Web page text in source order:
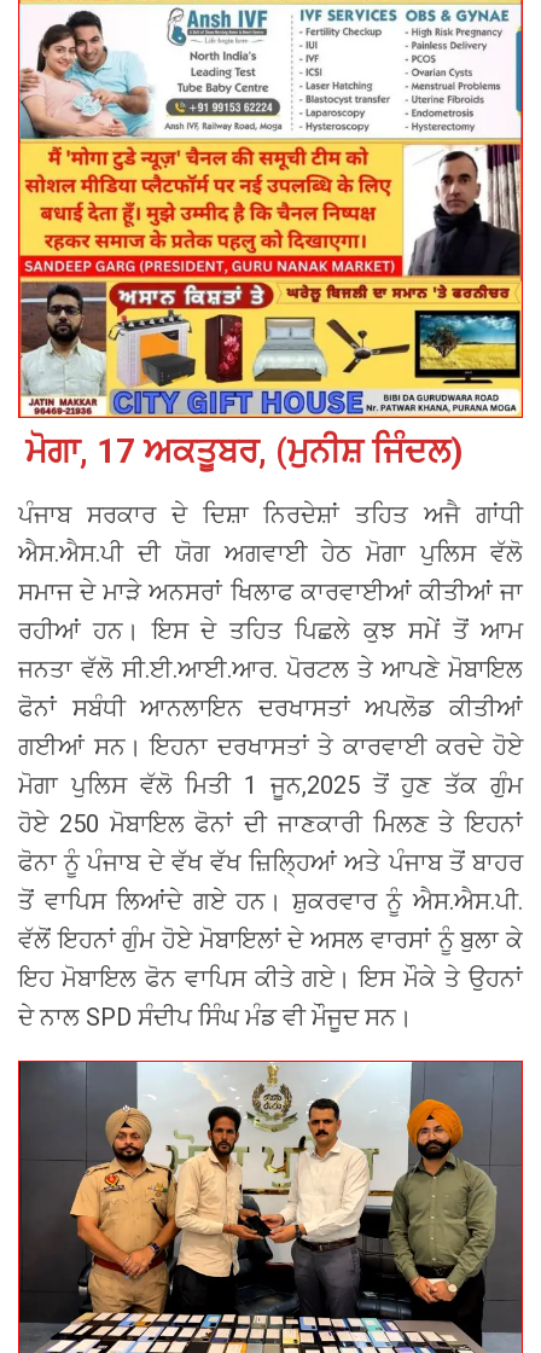
ਮੋਗਾ, 17 ਅਕਤੂਬਰ, (ਮੁਨੀਸ਼ ਜਿੰਦਲ)
ਪੰਜਾਬ ਸਰਕਾਰ ਦੇ ਦਿਸ਼ਾ ਨਿਰਦੇਸ਼ਾਂ ਤਹਿਤ ਅਜੈ ਗਾਂਧੀ
ਐਸ.ਐਸ.ਪੀ ਦੀ ਯੋਗ ਅਗਵਾਈ ਹੇਠ ਮੋਗਾ ਪੁਲਿਸ ਵੱਲੋ
ਸਮਾਜ ਦੇ ਮਾੜੇ ਅਨਸਰਾਂ ਖਿਲਾਫ ਕਾਰਵਾਈਆਂ ਕੀਤੀਆਂ ਜਾ
ਰਹੀਆਂ ਹਨ। ਇਸ ਦੇ ਤਹਿਤ ਪਿਛਲੇ ਕੁਝ ਸਮੇਂ ਤੋਂ ਆਮ
ਜਨਤਾ ਵੱਲੋ ਸੀ.ਈ.ਆਈ.ਆਰ. ਪੋਰਟਲ ਤੇ ਆਪਣੇ ਮੋਬਾਇਲ
ਫੋਨਾਂ ਸਬੰਧੀ ਆਨਲਾਇਨ ਦਰਖਾਸਤਾਂ ਅਪਲੋਡ ਕੀਤੀਆਂ
ਗਈਆਂ ਸਨ। ਇਹਨਾ ਦਰਖਾਸਤਾਂ ਤੇ ਕਾਰਵਾਈ ਕਰਦੇ ਹੋਏ
ਮੋਗਾ ਪੁਲਿਸ ਵੱਲੋ ਮਿਤੀ 1 ਜੂਨ,2025 ਤੋਂ ਹੁਣ ਤੱਕ ਗੁੰਮ
ਹੋਏ 250 ਮੋਬਾਇਲ ਫੋਨਾਂ ਦੀ ਜਾਣਕਾਰੀ ਮਿਲਣ ਤੇ ਇਹਨਾਂ
ਫੋਨਾ ਨੂੰ ਪੰਜਾਬ ਦੇ ਵੱਖ ਵੱਖ ਜ਼ਿਲ੍ਹਿਆਂ ਅਤੇ ਪੰਜਾਬ ਤੋਂ ਬਾਹਰ
ਤੋਂ ਵਾਪਿਸ ਲਿਆਂਦੇ ਗਏ ਹਨ। ਸ਼ੁਕਰਵਾਰ ਨੂੰ ਐਸ.ਐਸ.ਪੀ.
ਵੱਲੋਂ ਇਹਨਾਂ ਗੁੰਮ ਹੋਏ ਮੋਬਾਇਲਾਂ ਦੇ ਅਸਲ ਵਾਰਸਾਂ ਨੂੰ ਬੁਲਾ ਕੇ
ਇਹ ਮੋਬਾਇਲ ਫੋਨ ਵਾਪਿਸ ਕੀਤੇ ਗਏ। ਇਸ ਮੌਕੇ ਤੇ ਉਹਨਾਂ
ਦੇ ਨਾਲ SPD ਸੰਦੀਪ ਸਿੰਘ ਮੰਡ ਵੀ ਮੌਜੂਦ ਸਨ।